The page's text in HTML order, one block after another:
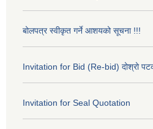
बोलपत्र स्वीकृत गर्ने आशयको सूचना !!!
Invitation for Bid (Re-bid) दोश्रो
Invitation for Seal Quotation